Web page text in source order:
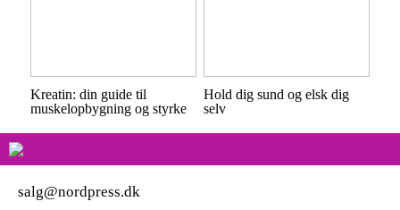
Kreatin: din guide til
muskelopbygning og styrke
Hold dig sund og elsk dig
selv
salg@nordpress.dk